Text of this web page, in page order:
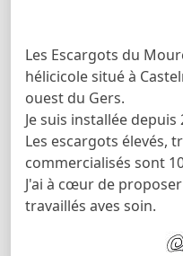
Les Escargots du
hélicicole situé à
ouest du Gers.
Je suis installée depuis
Les escargots élevés,
commercialisés sont
J'ai à cœur de
travaillés aves soin.